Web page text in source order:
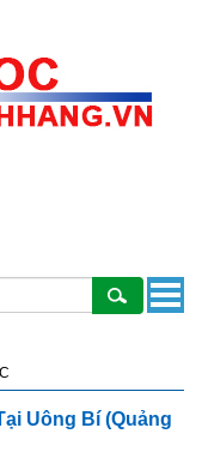
Uông Bí (Quảng